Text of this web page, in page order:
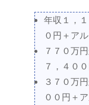
年収１，
０円＋ア
７７０万
７，４０
３７０万
００円＋